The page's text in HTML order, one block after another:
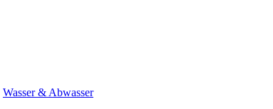
Wasser & Abwasser